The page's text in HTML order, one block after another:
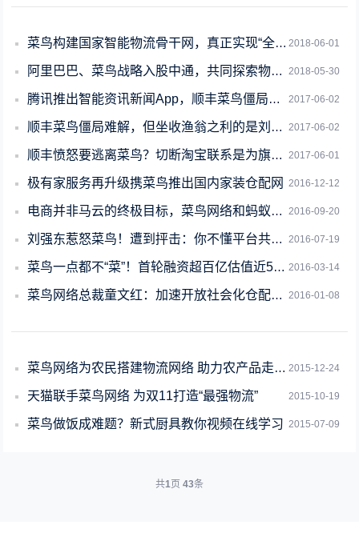
2018-06-01
菜鸟构建国家智能物流骨干网，真正实现“全球买、全球卖”
2018-05-30
阿里巴巴、菜鸟战略入股中通，共同探索物流新机遇
2017-06-02
腾讯推出智能资讯新闻App，顺丰菜鸟僵局难解
2017-06-02
顺丰菜鸟僵局难解，但坐收渔翁之利的是刘强东！
2017-06-01
顺丰愤怒要逃离菜鸟？切断淘宝联系是为旗下丰巢讨公道！
2016-12-12
极有家服务再升级携菜鸟推出国内家装仓配网
2016-09-20
电商并非马云的终极目标，菜鸟网络和蚂蚁金服才是
2016-07-19
刘强东惹怒菜鸟！遭到抨击：你不懂平台共享！
2016-03-14
菜鸟一点都不“菜”！首轮融资超百亿估值近500亿！
2016-01-08
菜鸟网络总裁童文红：加速开放社会化仓配网络
2015-12-24
菜鸟网络为农民搭建物流网络 助力农产品走出去
2015-10-19
天猫联手菜鸟网络 为双11打造“最强物流”
2015-07-09
菜鸟做饭成难题？新式厨具教你视频在线学习
共1页 43条